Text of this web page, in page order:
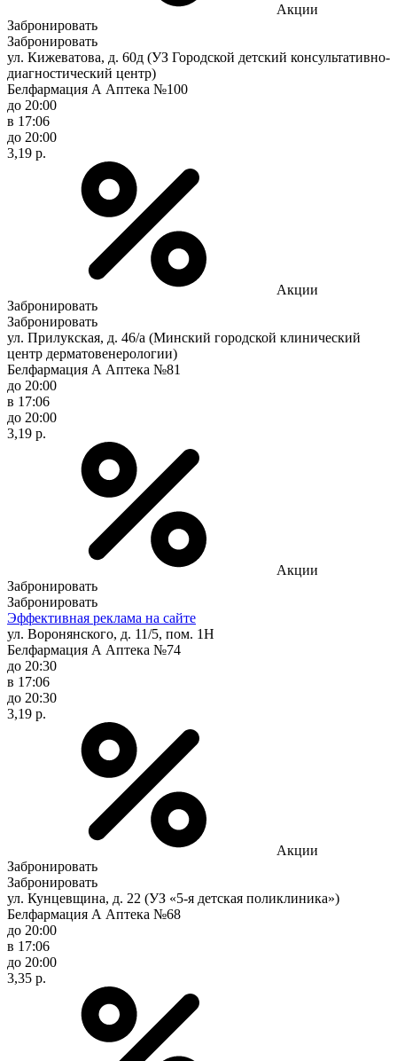
Акции
Забронировать
Забронировать
ул. Кижеватова, д. 60д (УЗ Городской детский консультативно-
диагностический центр)
Белфармация А Аптека №100
до 20:00
в 17:06
до 20:00
3,19 р.
Акции
Забронировать
Забронировать
ул. Прилукская, д. 46/а (Минский городской клинический
центр дерматовенерологии)
Белфармация А Аптека №81
до 20:00
в 17:06
до 20:00
3,19 р.
Акции
Забронировать
Забронировать
Эффективная реклама на сайте
ул. Воронянского, д. 11/5, пом. 1Н
Белфармация А Аптека №74
до 20:30
в 17:06
до 20:30
3,19 р.
Акции
Забронировать
Забронировать
ул. Кунцевщина, д. 22 (УЗ «5-я детская поликлиника»)
Белфармация А Аптека №68
до 20:00
в 17:06
до 20:00
3,35 р.